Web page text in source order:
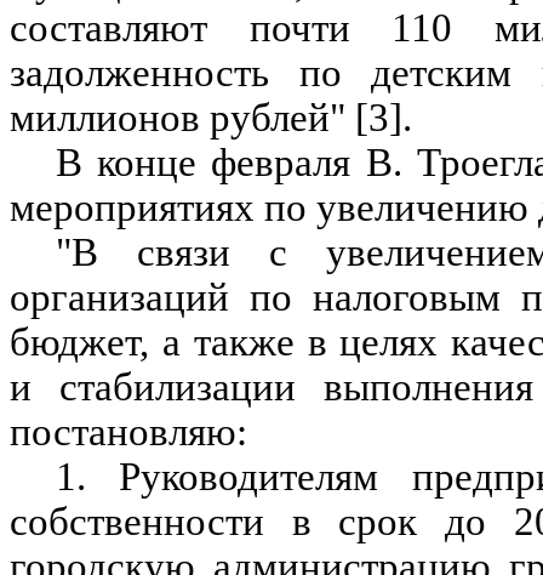
составляют почти 110
задолженность по
миллионов рублей" [3].
В конце февраля В.
мероприятиях по увеличению
"В связи с
организаций по налоговым
бюджет, а также в целях
и стабилизации
постановляю:
1. Руководителям
собственности в срок до